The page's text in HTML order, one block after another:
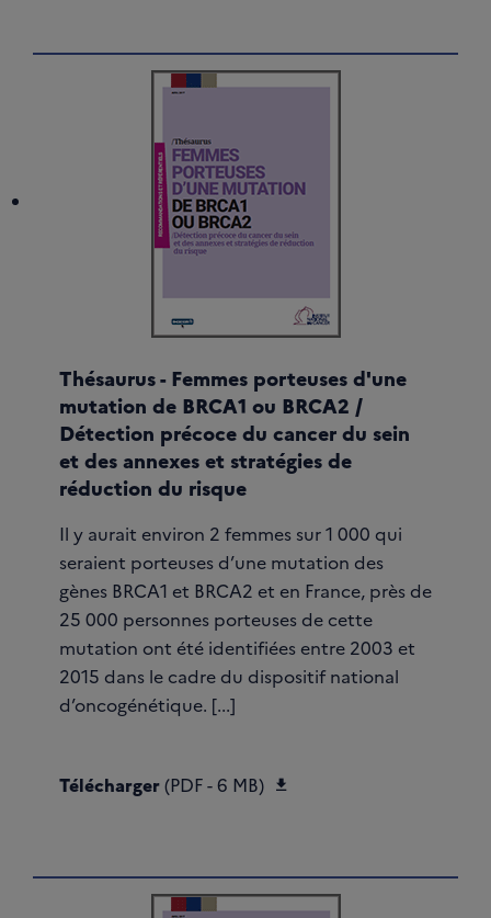
Thésaurus - Femmes porteuses d'une
mutation de BRCA1 ou BRCA2 /
Détection précoce du cancer du sein
et des annexes et stratégies de
réduction du risque
Il y aurait environ 2 femmes sur 1 000 qui
seraient porteuses d’une mutation des
gènes BRCA1 et BRCA2 et en France, près de
25 000 personnes porteuses de cette
mutation ont été identifiées entre 2003 et
2015 dans le cadre du dispositif national
d’oncogénétique. [...]
Télécharger(PDF - 6 MB)